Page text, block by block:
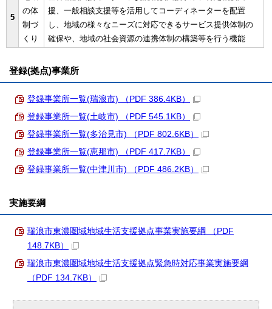
5
の体
制づ
くり
援、一般相談支援等を活用してコーディネーターを配置
し、地域の様々なニーズに対応できるサービス提供体制の
確保や、地域の社会資源の連携体制の構築等を行う機能
登録(拠点)事業所
登録事業所一覧(瑞浪市) （PDF 386.4KB）
登録事業所一覧(土岐市) （PDF 545.1KB）
登録事業所一覧(多治見市) （PDF 802.6KB）
登録事業所一覧(恵那市) （PDF 417.7KB）
登録事業所一覧(中津川市) （PDF 486.2KB）
実施要綱
瑞浪市東濃圏域地域生活支援拠点事業実施要綱 （PDF
148.7KB）
瑞浪市東濃圏域地域生活支援拠点緊急時対応事業実施要綱
（PDF 134.7KB）